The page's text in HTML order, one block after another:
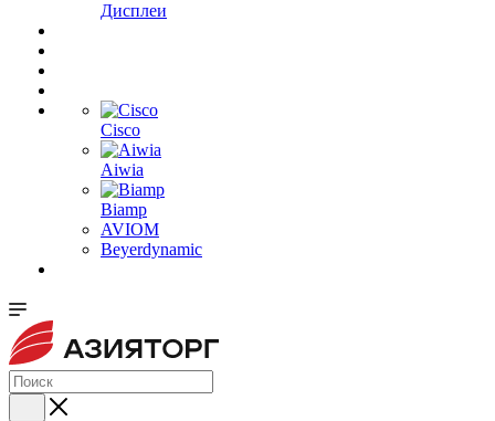
Дисплеи
Cisco
Aiwia
Biamp
AVIOM
Beyerdynamic